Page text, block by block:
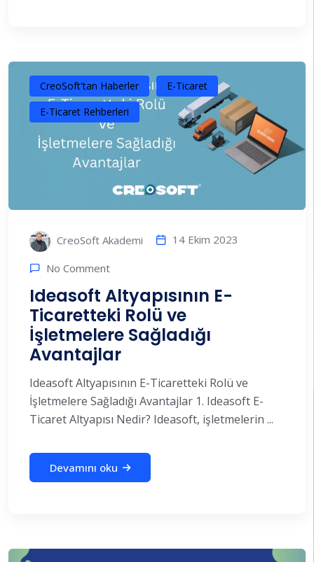
CreoSoft'tan Haberler
E-Ticaret
E-Ticaret Rehberleri
CreoSoft Akademi 14 Ekim 2023
No Comment
Ideasoft Altyapısının E-
Ticaretteki Rolü ve
İşletmelere Sağladığı
Avantajlar
Ideasoft Altyapısının E-Ticaretteki Rolü ve
İşletmelere Sağladığı Avantajlar 1. Ideasoft E-
Ticaret Altyapısı Nedir? Ideasoft, işletmelerin ...
Devamını oku